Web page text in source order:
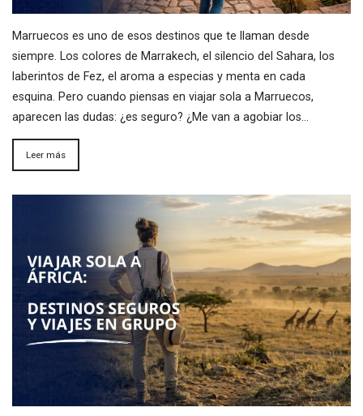
Marruecos es uno de esos destinos que te llaman desde
siempre. Los colores de Marrakech, el silencio del Sahara, los
laberintos de Fez, el aroma a especias y menta en cada
esquina. Pero cuando piensas en viajar sola a Marruecos,
aparecen las dudas: ¿es seguro? ¿Me van a agobiar los…
Leer más